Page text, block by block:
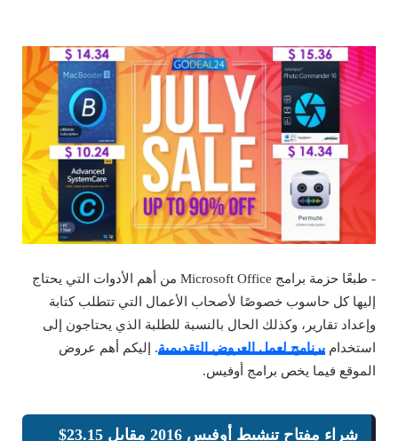
- طبعًا حزمة برامج Microsoft Office من أهم الأدوات التي يحتاج
إليها كل حاسوب خصوصًا لأصحاب الأعمال التي تتطلب كتابة
وإعداد تقارير، وكذلك الحال بالنسبة للطلبة الذي يحتاجون إلى
استخدام برنامج لعمل العروض التقديمية. إليكم أهم عروض
الموقع فيما يخص برامج أوفيس.
شراء مفتاح تنشيط أوفيس 2016 مقابل 23.15$